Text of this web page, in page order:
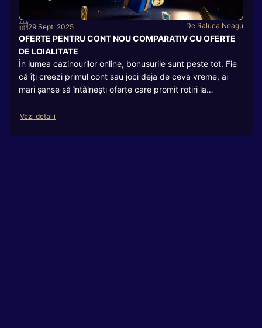
29 Sept. 2025 De Raluca Neagu
OFERTE PENTRU CONT NOU COMPARATIV CU OFERTE
DE LOIALITATE
În lumea cazinourilor online, bonusurile sunt peste tot. Fie
că îți creezi primul cont sau joci deja de ceva vreme, ai
mari șanse să întâlnești oferte care promit rotiri la
păcănele, bani bonus sau diverse recompense. Printre
cele mai populare se numără bonusurile de înregistrare și
Vezi detalii